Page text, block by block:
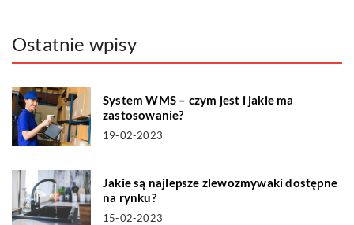
Ostatnie wpisy
System WMS – czym jest i jakie ma
zastosowanie?
19-02-2023
Jakie są najlepsze zlewozmywaki dostępne
na rynku?
15-02-2023